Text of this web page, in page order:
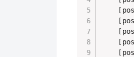
[
[
[
[
[